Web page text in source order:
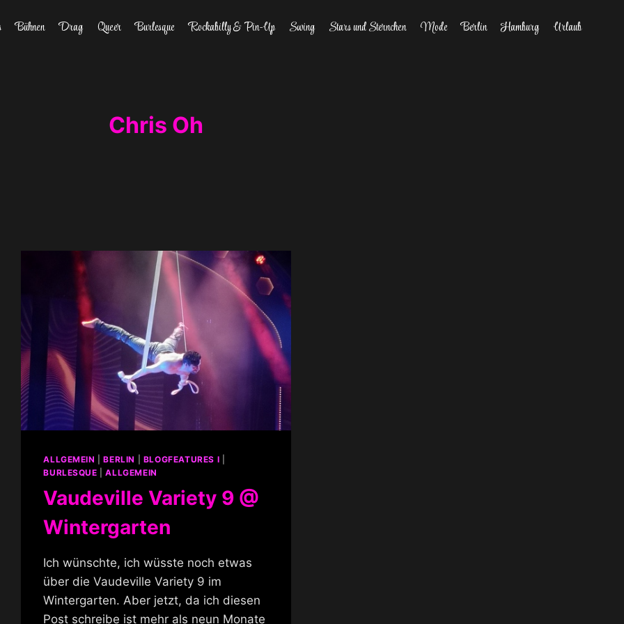
Bühnen Drag Queer Burlesque Rockabilly & Pin-Up Swing Stars und Sternchen Mode Berlin Hamburg Urlaub
Chris Oh
ALLGEMEIN |BERLIN BLOGFEATURES I
BURLESQUE |ALLGEMEIN
Vaudeville Variety 9 @
Wintergarten
Ich wünschte, ich wüsste noch etwas
über die Vaudeville Variety 9 im
Wintergarten. Aber jetzt, da ich diesen
Post schreibe ist mehr als neun Monate